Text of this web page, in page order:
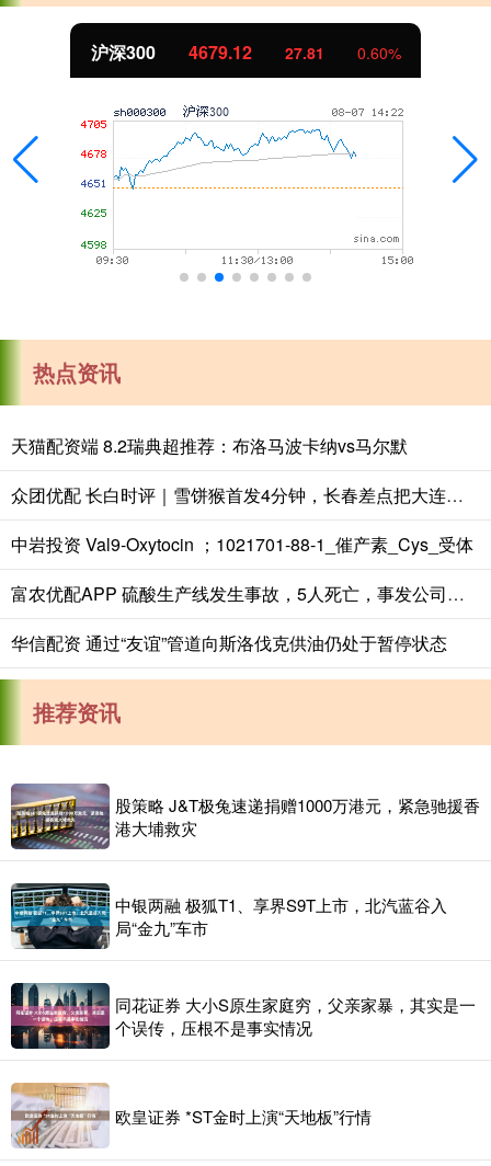
0.60% 北证50 1130.88
热点资讯
天猫配资端 8.2瑞典超推荐：布洛马波卡纳vs马尔默
众团优配 长白时评｜雪饼猴首发4分钟，长春差点把大连掀了-中国吉林网
中岩投资 Val9-Oxytocin ；1021701-88-1_催产素_Cys_受体
富农优配APP 硫酸生产线发生事故，5人死亡，事发公司已停业整顿
华信配资 通过“友谊”管道向斯洛伐克供油仍处于暂停状态
推荐资讯
股策略 J&T极兔速递捐赠1000万港元，紧急驰援香
港大埔救灾
中银两融 极狐T1、享界S9T上市，北汽蓝谷入
局“金九”车市
同花证券 大小S原生家庭穷，父亲家暴，其实是一
个误传，压根不是事实情况
欧皇证券 *ST金时上演“天地板”行情